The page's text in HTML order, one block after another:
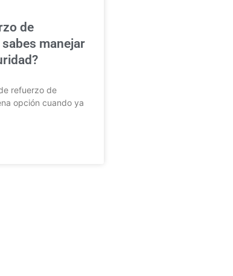
de
manejar
refuerzo de
opción cuando ya